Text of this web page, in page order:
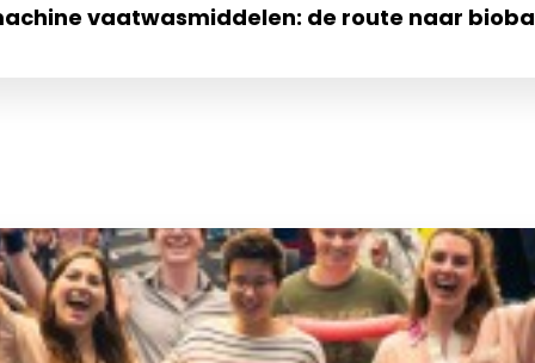
vaatwasmiddelen: de route naar